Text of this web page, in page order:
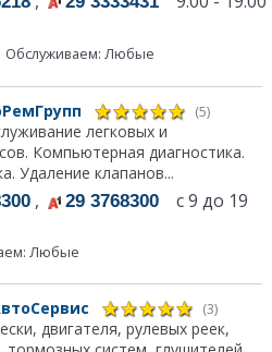
Обслуживаем: Любые
(5)
легковых и
Компьютерная диагностика.
Удаление клапанов...
, 29 3768300 с 9 до 19
Любые
(3)
двигателя, рулевых реек,